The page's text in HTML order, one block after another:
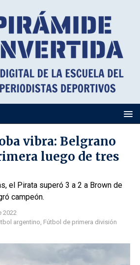
vibra: Belgrano
luego de tres
el Pirata superó 3 a 2 a Brown de
campeón.
2022
argentino, Fútbol de primera división